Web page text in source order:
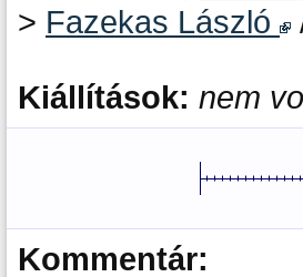
> Fazekas László
Kiállítások: nem
Kommentár: